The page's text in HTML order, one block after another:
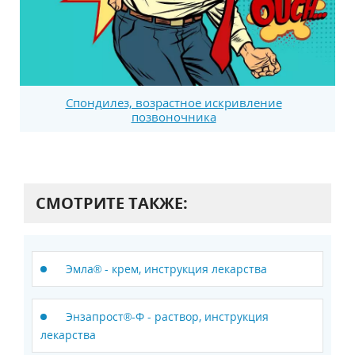
Спондилез, возрастное искривление
позвоночника
СМОТРИТЕ ТАКЖЕ:
Эмла® - крем, инструкция лекарства
Энзапрост®-Ф - раствор, инструкция
лекарства